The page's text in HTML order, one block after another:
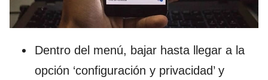
Dentro del menú, bajar hasta llegar a la
opción ‘configuración y privacidad’ y